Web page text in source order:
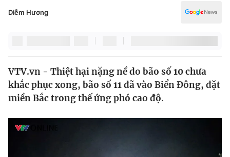
Thế giới
Thế giới đó đây
Kinh tế
Đời sống
Diễm Hương
VTV.vn - Thiệt hại nặng nề do bão số 10 chưa
khắc phục xong, bão số 11 đã vào Biển Đông, đặt
miền Bắc trong thế ứng phó cao độ.